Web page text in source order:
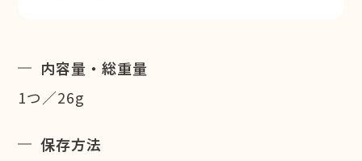
内容量・総重量
1つ／26g
保存方法